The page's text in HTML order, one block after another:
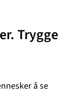
Trygge
å se